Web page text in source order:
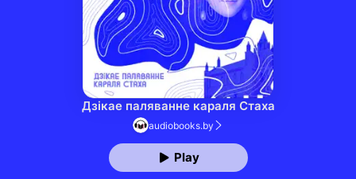
Top Charts
Дзікае паляванне караля Стаха
audiobooks.by
Play